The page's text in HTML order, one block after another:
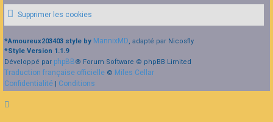
Supprimer les cookies
*Amoureux203403 style by MannixMD, adapté par Nicosfly
*Style Version 1.1.9
Développé par phpBB® Forum Software © phpBB Limited
Traduction française officielle © Miles Cellar
Confidentialité
Conditions